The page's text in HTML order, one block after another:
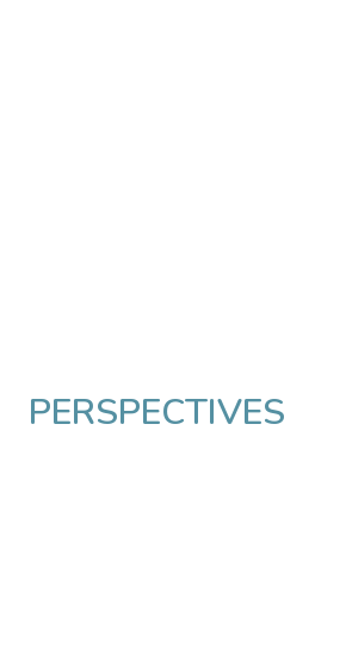
PERSPECTIVES